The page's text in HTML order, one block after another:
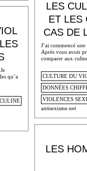
LES
ET LES
CAS DE
J’ai commencé
Après vous avoir
comparer aux
CULTURE DU
DONNÉES
VIOLENCES
antisexisme.net
qu’a
LES